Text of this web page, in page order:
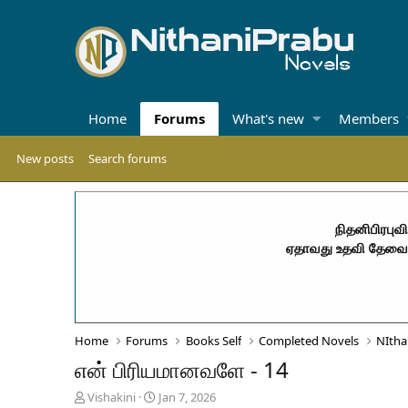
Home Forums What's new Members
New posts Search forums
ஏதாவது உதவி
Home Forums Books Self Completed Novels
என் பிரியமானவளே - 14
T
Vishakini
S
Jan 7, 2026